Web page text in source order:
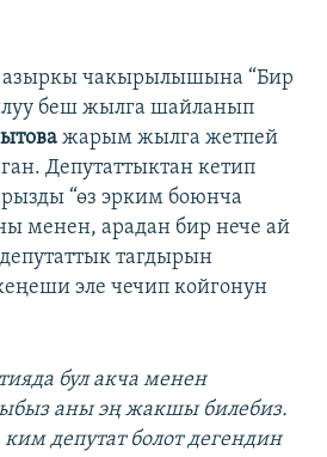
чакырылышына “Бир
беш жылга шайланып
жарым жылга жетпей
Депутаттыктан кетип
“өз эрким боюнча
менен, арадан бир нече ай
тагдырын
эле чечип койгонун
бул акча менен
аны эң жакшы билебиз.
депутат болот дегендин